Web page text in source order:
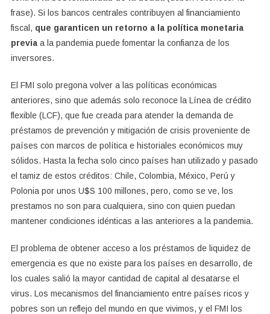
frase). Si los bancos centrales contribuyen al financiamiento
fiscal, que garanticen un retorno a la política monetaria
previa a la pandemia puede fomentar la confianza de los
inversores.
El FMI solo pregona volver a las políticas económicas
anteriores, sino que además solo reconoce la Línea de crédito
flexible (LCF), que fue creada para atender la demanda de
préstamos de prevención y mitigación de crisis proveniente de
países con marcos de política e historiales económicos muy
sólidos. Hasta la fecha solo cinco países han utilizado y pasado
el tamiz de estos créditos: Chile, Colombia, México, Perú y
Polonia por unos U$S 100 millones, pero, como se ve, los
prestamos no son para cualquiera, sino con quien puedan
mantener condiciones idénticas a las anteriores a la pandemia.
El problema de obtener acceso a los préstamos de liquidez de
emergencia es que no existe para los países en desarrollo, de
los cuales salió la mayor cantidad de capital al desatarse el
virus. Los mecanismos del financiamiento entre países ricos y
pobres son un reflejo del mundo en que vivimos, y el FMI los